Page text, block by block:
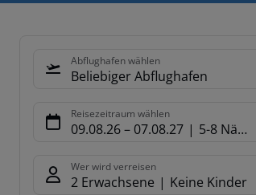
Abflughafen wählen
Beliebiger Abflughafen
Reisezeitraum wählen
09.08.26– 07.08.27 5-8 Nächte
Wer wird verreisen
2 Erwachsene Keine Kinder